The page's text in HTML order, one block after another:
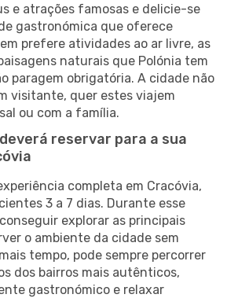
e atrações famosas e delicie-se
gastronómica que oferece
prefere atividades ao ar livre, as
naturais que Polónia tem
paragem obrigatória. A cidade não
visitante, quer estes viajem
ou com a família.
reservar para a sua
completa em Cracóvia,
3 a 7 dias. Durante esse
explorar as principais
o ambiente da cidade sem
tempo, pode sempre percorrer
dos bairros mais autênticos,
gastronómico e relaxar